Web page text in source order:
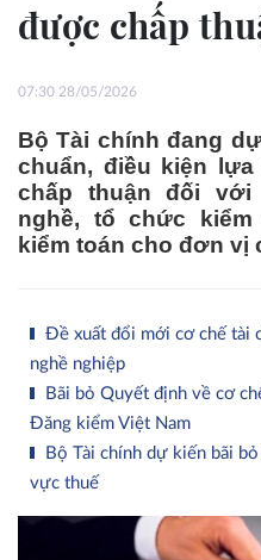
được chấp
07:30 28/05/2026
Bộ Tài chính đang
chuẩn, điều kiện
chấp thuận đối với
nghề, tổ chức
kiểm toán cho đơn
Đề xuất đổi mới cơ chế tài
nghề nghiệp
Bãi bỏ Quyết định về cơ
Đăng kiểm Việt Nam
Bộ Tài chính dự kiến bãi
vực thuế